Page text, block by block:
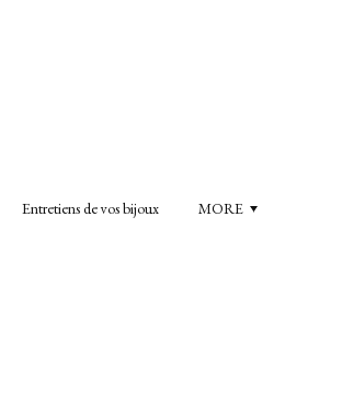
Entretiens de vos bijoux MORE